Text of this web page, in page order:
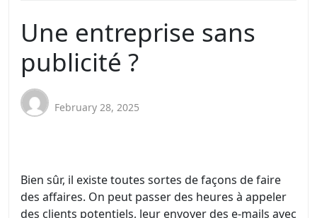
Une entreprise sans
publicité ?
February 28, 2025
Bien sûr, il existe toutes sortes de façons de faire
des affaires. On peut passer des heures à appeler
des clients potentiels, leur envoyer des e-mails avec